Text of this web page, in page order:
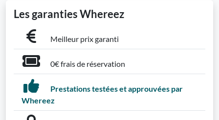
Les garanties Whereez
Meilleur prix garanti
0€ frais de réservation
Prestations testées et approuvées par
Whereez